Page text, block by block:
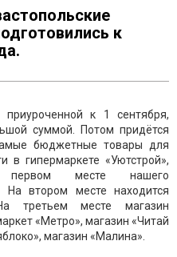
к
к 1 сентября,
суммой. Потом придётся
бюджетные товары для
в гипермаркете «Уютстрой»,
месте нашего
На втором месте находится
третьем месте магазин
«Метро», магазин «Читай
магазин «Малина».